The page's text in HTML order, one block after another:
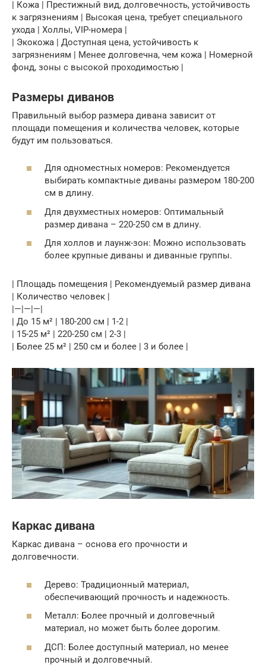
| Кожа | Престижный вид, долговечность, устойчивость
к загрязнениям | Высокая цена, требует специального
ухода | Холлы, VIP-номера |
| Экокожа | Доступная цена, устойчивость к
загрязнениям | Менее долговечна, чем кожа | Номерной
фонд, зоны с высокой проходимостью |
Размеры диванов
Правильный выбор размера дивана зависит от
площади помещения и количества человек, которые
будут им пользоваться.
Для одноместных номеров: Рекомендуется
выбирать компактные диваны размером 180-200
см в длину.
Для двухместных номеров: Оптимальный
размер дивана – 220-250 см в длину.
Для холлов и лаунж-зон: Можно использовать
более крупные диваны и диванные группы.
| Площадь помещения | Рекомендуемый размер дивана
| Количество человек |
|—|—|—|
| До 15 м² | 180-200 см | 1-2 |
| 15-25 м² | 220-250 см | 2-3 |
| Более 25 м² | 250 см и более | 3 и более |
Каркас дивана
Каркас дивана – основа его прочности и
долговечности.
Дерево: Традиционный материал,
обеспечивающий прочность и надежность.
Металл: Более прочный и долговечный
материал, но может быть более дорогим.
ДСП: Более доступный материал, но менее
прочный и долговечный.